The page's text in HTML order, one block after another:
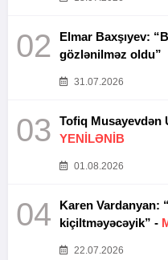
02
Elmar Baxşıyev:
gözlənilməz oldu”
31.07.2026
03
YENİLƏNİB
01.08.2026
04
Karen Vardanyan:
kiçiltməyəcəyik” -
22.07.2026